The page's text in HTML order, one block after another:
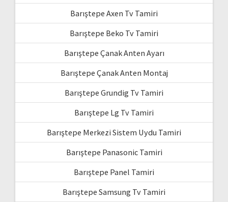
Barıştepe Axen Tv Tamiri
Barıştepe Beko Tv Tamiri
Barıştepe Çanak Anten Ayarı
Barıştepe Çanak Anten Montaj
Barıştepe Grundig Tv Tamiri
Barıştepe Lg Tv Tamiri
Barıştepe Merkezi Sistem Uydu Tamiri
Barıştepe Panasonic Tamiri
Barıştepe Panel Tamiri
Barıştepe Samsung Tv Tamiri